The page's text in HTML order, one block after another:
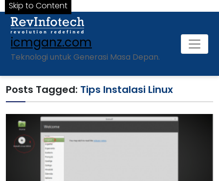
Skip to Content
icmganz.com
Teknologi untuk Generasi Masa Depan.
Posts Tagged: Tips Instalasi Linux